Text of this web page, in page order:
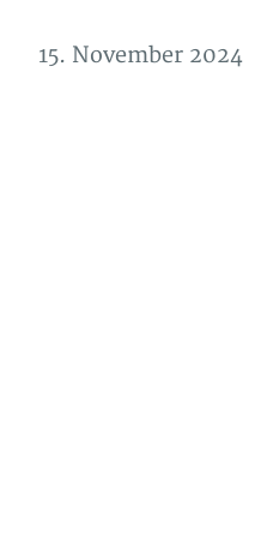
15. November 2024